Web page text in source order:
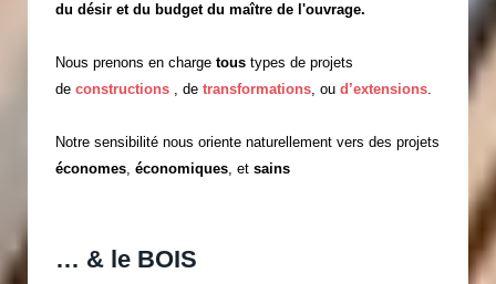
du désir et du budget du maître de l'ouvrage.
Nous prenons en charge tous types de projets
de constructions , de transformations, ou d’extensions.
Notre sensibilité nous oriente naturellement vers des projets
économes, économiques, et sains
… & le BOIS